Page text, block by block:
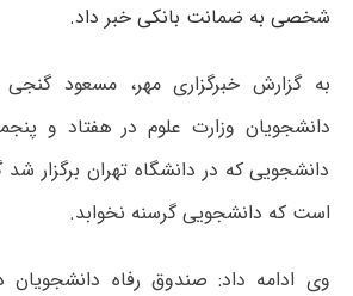
شخصی به ضمانت بانکی خبر داد.
به گزارش خبرگزاری مهر، مسعود
دانشجویان وزارت علوم در هفتاد و
دانشجویی که در دانشگاه تهران برگزار
است که دانشجویی گرسنه نخوابد.
وی ادامه داد: صندوق رفاه دانشجویان